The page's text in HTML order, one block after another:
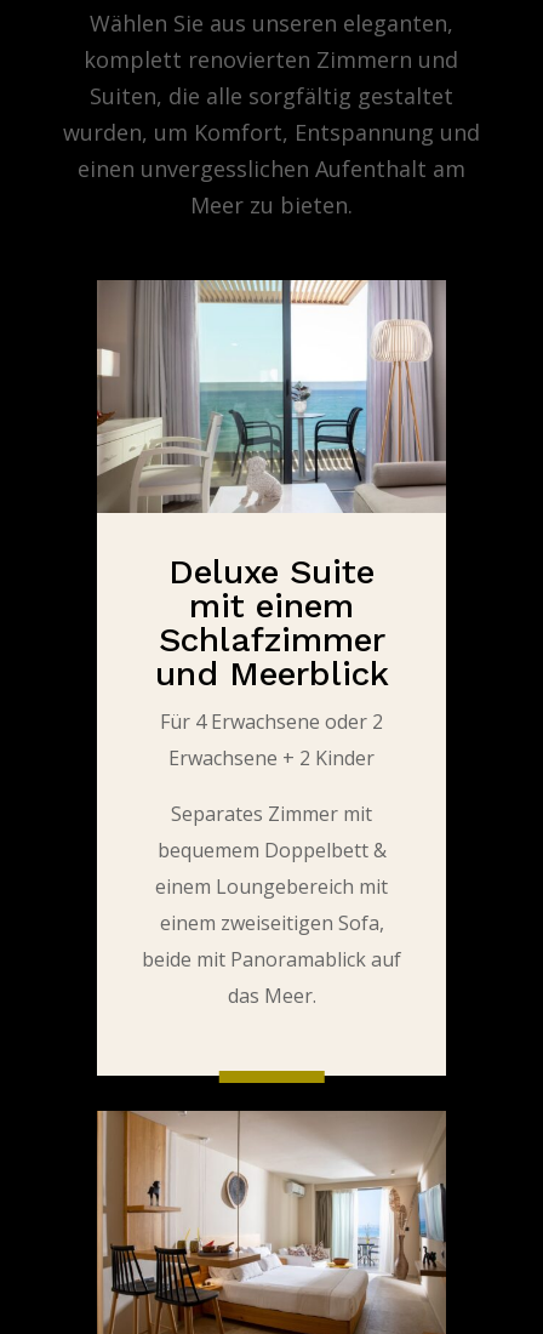
Wählen Sie aus unseren eleganten,
komplett renovierten Zimmern und
Suiten, die alle sorgfältig gestaltet
wurden, um Komfort, Entspannung und
einen unvergesslichen Aufenthalt am
Meer zu bieten.
Deluxe Suite
mit einem
Schlafzimmer
und Meerblick
Für 4 Erwachsene oder 2
Erwachsene + 2 Kinder
Separates Zimmer mit
bequemem Doppelbett &
einem Loungebereich mit
einem zweiseitigen Sofa,
beide mit Panoramablick auf
das Meer.